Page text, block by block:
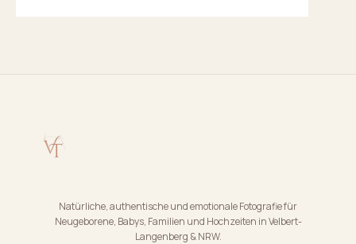
Natürliche, authentische und emotionale Fotografie für
Neugeborene, Babys, Familien und Hochzeiten in Velbert-
Langenberg & NRW.